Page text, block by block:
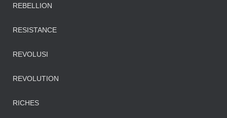
REBELLION
RESISTANCE
REVOLUSI
REVOLUTION
RICHES